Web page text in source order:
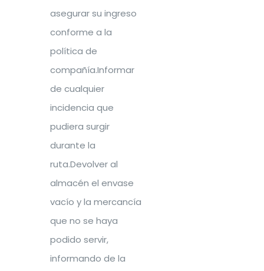
asegurar su ingreso
conforme a la
política de
compañía.Informar
de cualquier
incidencia que
pudiera surgir
durante la
ruta.Devolver al
almacén el envase
vacío y la mercancía
que no se haya
podido servir,
informando de la